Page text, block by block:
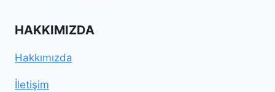
HAKKIMIZDA
Hakkımızda
İletişim